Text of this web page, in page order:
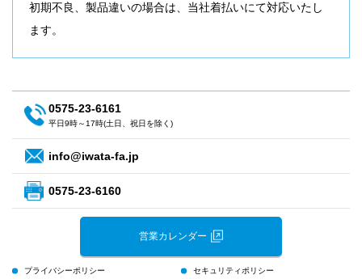
初期不良、製品違いの場合は、当社着払いにて対応いたし
ます。
0575-23-6161
平日9時～17時(土日、祝日を除く)
info@iwata-fa.jp
0575-23-6160
営業カレンダー
プライバシーポリシー セキュリティポリシー